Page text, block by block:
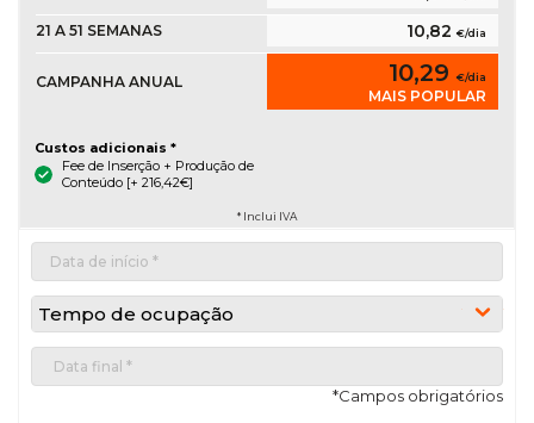
21 A 51 SEMANAS 10,82 €/dia
CAMPANHA ANUAL 10,29 €/dia
MAIS POPULAR
Custos adicionais *
Fee de Inserção + Produção de
Conteúdo [+ 216,42€]
* Inclui IVA
Tempo de ocupação
*Campos obrigatórios